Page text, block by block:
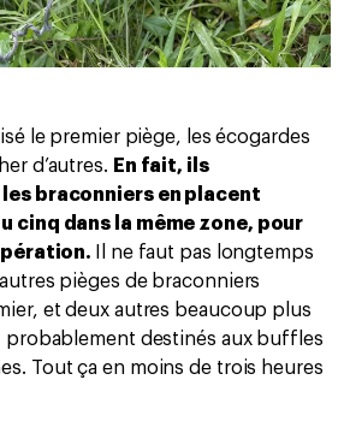
le premier piège, les écogardes
d’autres. En fait, ils
les braconniers en placent
cinq dans la même zone, pour
Il ne faut pas longtemps
pièges de braconniers
et deux autres beaucoup plus
probablement destinés aux buffles
Tout ça en moins de trois heures